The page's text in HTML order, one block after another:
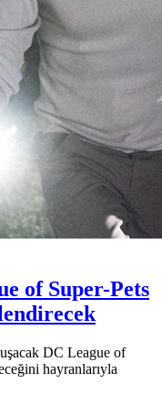
of Super-Pets
DC League of
hayranlarıyla